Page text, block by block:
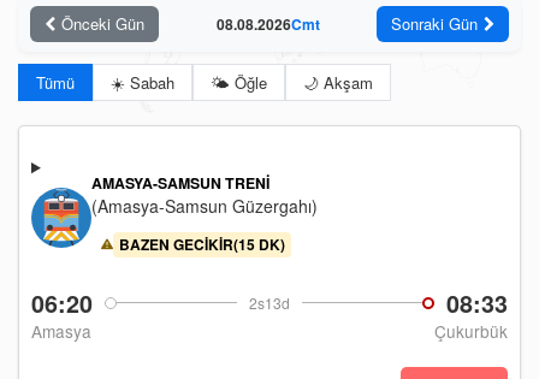
Önceki Gün 08.08.2026Cmt Sonraki Gün
Tümü ☀️ Sabah 🌤️ Öğle 🌙 Akşam
06:20 2s13d 08:33
Amasya Çukurbük
AMASYA-SAMSUN TRENI
(Amasya-Samsun Güzergahı)
BAZEN GECIKIR(15 DK)